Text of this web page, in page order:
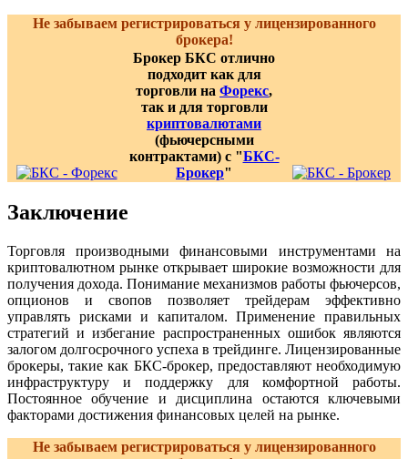
Не забываем регистрироваться у лицензированного
брокера!
Брокер БКС отлично
подходит как для
торговли на Форекс,
так и для торговли
криптовалютами
(фьючерсными
контрактами) с "БКС-
Брокер"
Заключение
Торговля производными финансовыми инструментами на
криптовалютном рынке открывает широкие возможности для
получения дохода. Понимание механизмов работы фьючерсов,
опционов и свопов позволяет трейдерам эффективно
управлять рисками и капиталом. Применение правильных
стратегий и избегание распространенных ошибок являются
залогом долгосрочного успеха в трейдинге. Лицензированные
брокеры, такие как БКС-брокер, предоставляют необходимую
инфраструктуру и поддержку для комфортной работы.
Постоянное обучение и дисциплина остаются ключевыми
факторами достижения финансовых целей на рынке.
Не забываем регистрироваться у лицензированного